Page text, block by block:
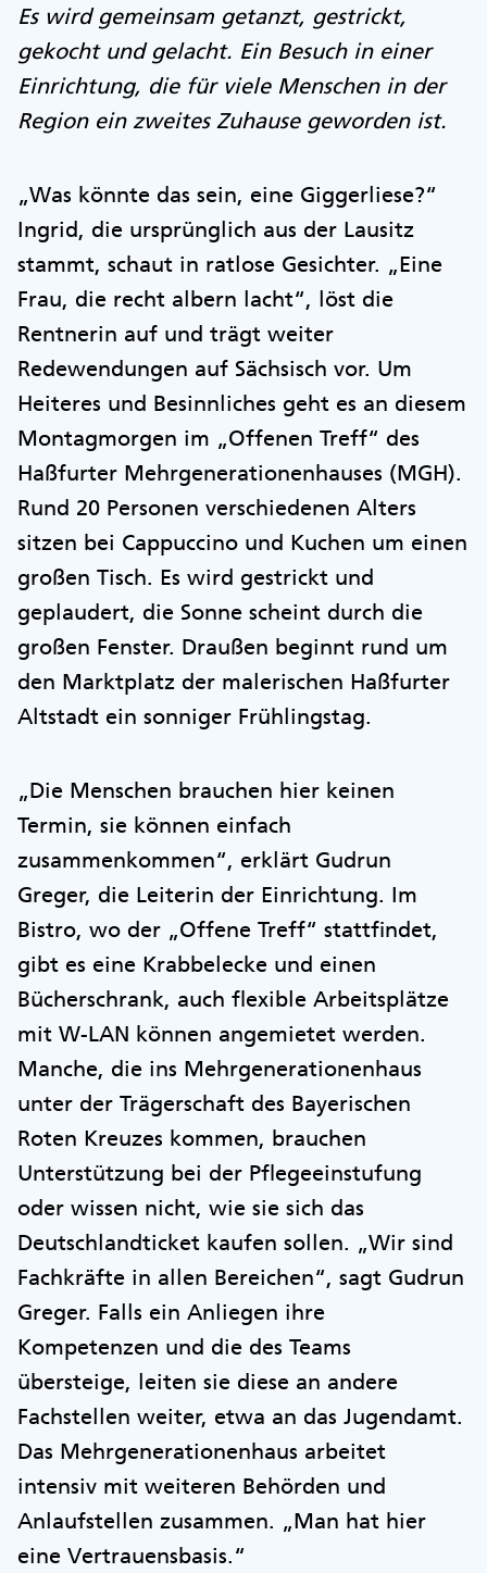
Es wird gemeinsam getanzt, gestrickt,
gekocht und gelacht. Ein Besuch in einer
Einrichtung, die für viele Menschen in der
Region ein zweites Zuhause geworden ist.
„Was könnte das sein, eine Giggerliese?“
Ingrid, die ursprünglich aus der Lausitz
stammt, schaut in ratlose Gesichter. „Eine
Frau, die recht albern lacht“, löst die
Rentnerin auf und trägt weiter
Redewendungen auf Sächsisch vor. Um
Heiteres und Besinnliches geht es an diesem
Montagmorgen im „Offenen Treff“ des
Haßfurter Mehrgenerationenhauses (MGH).
Rund 20 Personen verschiedenen Alters
sitzen bei Cappuccino und Kuchen um einen
großen Tisch. Es wird gestrickt und
geplaudert, die Sonne scheint durch die
großen Fenster. Draußen beginnt rund um
den Marktplatz der malerischen Haßfurter
Altstadt ein sonniger Frühlingstag.
„Die Menschen brauchen hier keinen
Termin, sie können einfach
zusammenkommen“, erklärt Gudrun
Greger, die Leiterin der Einrichtung. Im
Bistro, wo der „Offene Treff“ stattfindet,
gibt es eine Krabbelecke und einen
Bücherschrank, auch flexible Arbeitsplätze
mit W-LAN können angemietet werden.
Manche, die ins Mehrgenerationenhaus
unter der Trägerschaft des Bayerischen
Roten Kreuzes kommen, brauchen
Unterstützung bei der Pflegeeinstufung
oder wissen nicht, wie sie sich das
Deutschlandticket kaufen sollen. „Wir sind
Fachkräfte in allen Bereichen“, sagt Gudrun
Greger. Falls ein Anliegen ihre
Kompetenzen und die des Teams
übersteige, leiten sie diese an andere
Fachstellen weiter, etwa an das Jugendamt.
Das Mehrgenerationenhaus arbeitet
intensiv mit weiteren Behörden und
Anlaufstellen zusammen. „Man hat hier
eine Vertrauensbasis.“